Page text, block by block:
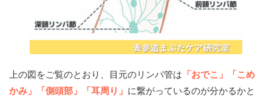
上の図をご覧のとおり、目元のリンパ管は 「おでこ」「こめ
かみ」「側頭部」「耳周り」 に繋がっているのが分かるかと